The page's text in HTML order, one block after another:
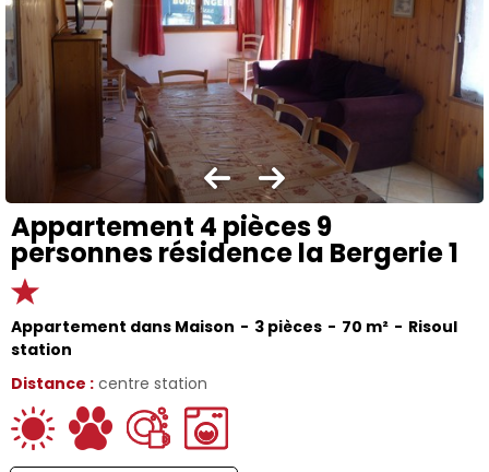
Appartement 4 pièces 9
personnes résidence la Bergerie 1
Distance : centre station
Appartement dans Maison 3 pièces 70 m²
Risoul
station